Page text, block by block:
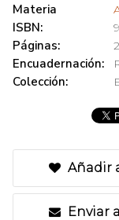
Materia
ISBN:
Páginas:
Encuadernación:
Colección:
Añadir
Enviar